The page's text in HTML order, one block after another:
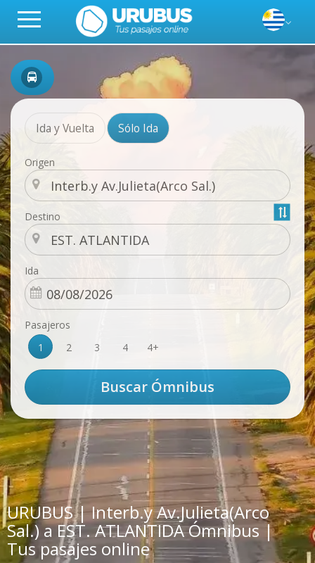
Ida y Vuelta Sólo Ida
Origen
Destino
Ida
Pasajeros
1
2 3 4 4+
URUBUS | Interb.y Av.Julieta(Arco
Sal.) a EST. ATLANTIDA Ómnibus |
Tus pasajes online